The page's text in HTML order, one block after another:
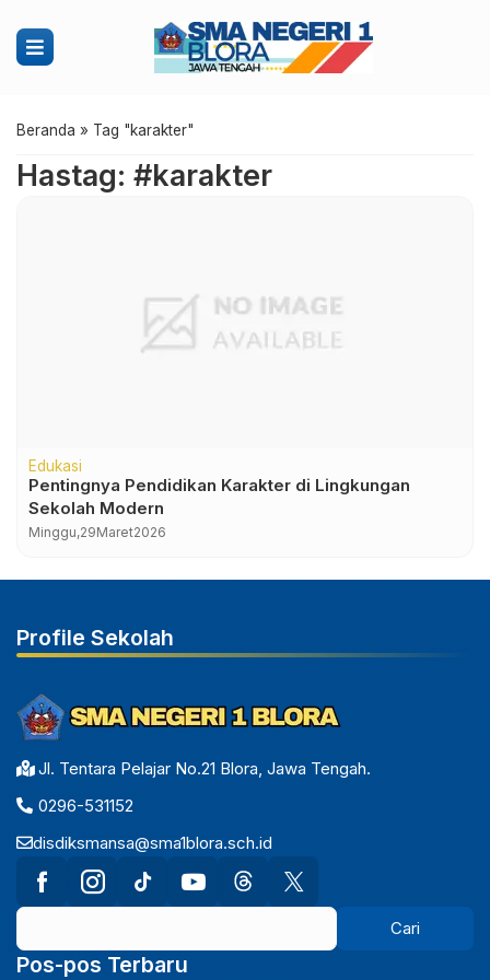
Beranda » Tag "karakter"
Hastag: #karakter
Edukasi
Pentingnya Pendidikan Karakter di Lingkungan
Sekolah Modern
Minggu,29Maret2026
Profile Sekolah
Jl. Tentara Pelajar No.21 Blora, Jawa Tengah.
0296-531152
disdiksmansa@sma1blora.sch.id
Pos-pos Terbaru